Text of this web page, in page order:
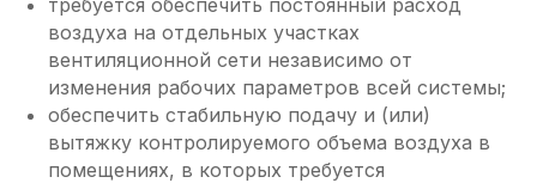
требуется обеспечить постоянный расход
воздуха на отдельных участках
вентиляционной сети независимо от
изменения рабочих параметров всей системы;
обеспечить стабильную подачу и (или)
вытяжку контролируемого объема воздуха в
помещениях, в которых требуется